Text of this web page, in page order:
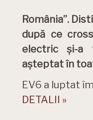
România”.
după ce
electric și-a
așteptat în
EV6 a luptat
DETALII »